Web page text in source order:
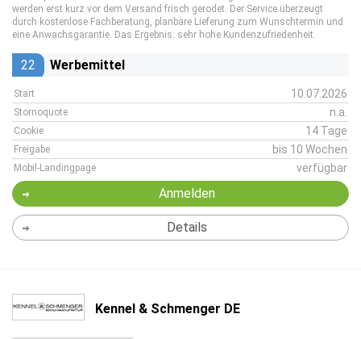
werden erst kurz vor dem Versand frisch gerodet. Der Service überzeugt
durch kostenlose Fachberatung, planbare Lieferung zum Wunschtermin und
eine Anwachsgarantie. Das Ergebnis: sehr hohe Kundenzufriedenheit.
22 Werbemittel
Start 10.07.2026
Stornoquote n.a.
Cookie 14 Tage
Freigabe bis 10 Wochen
Mobil-Landingpage verfügbar
Anmelden
Details
Kennel & Schmenger DE